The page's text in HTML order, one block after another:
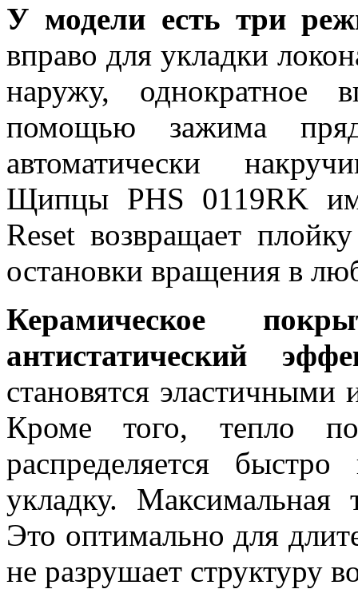
У модели есть три
вправо для укладки
наружу,
помощью зажима
автоматически
Щипцы PHS 0119RK
Reset возвращает
остановки вращения в
Керамическое
антистатический
становятся
Кроме того, тепло по
распределяется
укладку. Максимальная
Это оптимально для
не разрушает структуру